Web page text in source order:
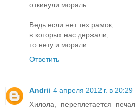
откинули мораль.
Ведь если нет тех рамок,
в которых нас держали,
то нету и морали....
Ответить
Andrii 4 апреля 2012 г. в 20:29
Хилола, переплетается